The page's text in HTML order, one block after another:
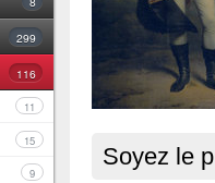
299
116
11
15
9
Soyez le